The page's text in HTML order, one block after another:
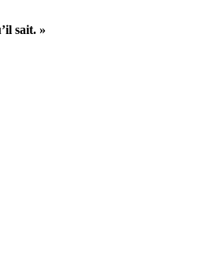
sait. »